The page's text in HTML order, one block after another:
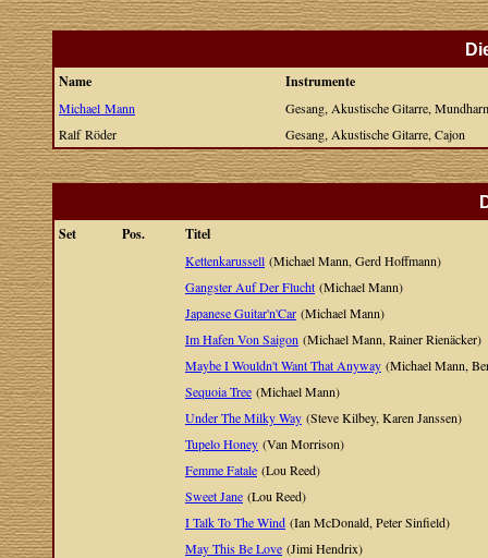
Name
Instrumente
Michael Mann
Gesang, Akustische Gitarre,
Ralf Röder
Gesang, Akustische Gitarre, Cajon
Set
Pos. Titel
Kettenkarussell (Michael Mann, Gerd Hoffmann)
Gangster Auf Der Flucht (Michael Mann)
Japanese Guitar'n'Car (Michael Mann)
Im Hafen Von Saigon (Michael Mann, Rainer Rienäcker)
Maybe I Wouldn't Want That Anyway (Michael Mann,
Sequoia Tree (Michael Mann)
Under The Milky Way (Steve Kilbey, Karen Janssen)
Tupelo Honey (Van Morrison)
Femme Fatale (Lou Reed)
Sweet Jane (Lou Reed)
I Talk To The Wind (Ian McDonald, Peter Sinfield)
May This Be Love (Jimi Hendrix)